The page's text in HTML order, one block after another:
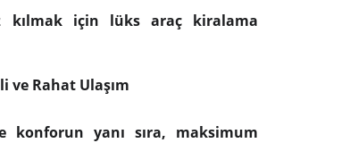
kılmak için lüks araç kiralama
ve Rahat Ulaşım
konforun yanı sıra, maksimum